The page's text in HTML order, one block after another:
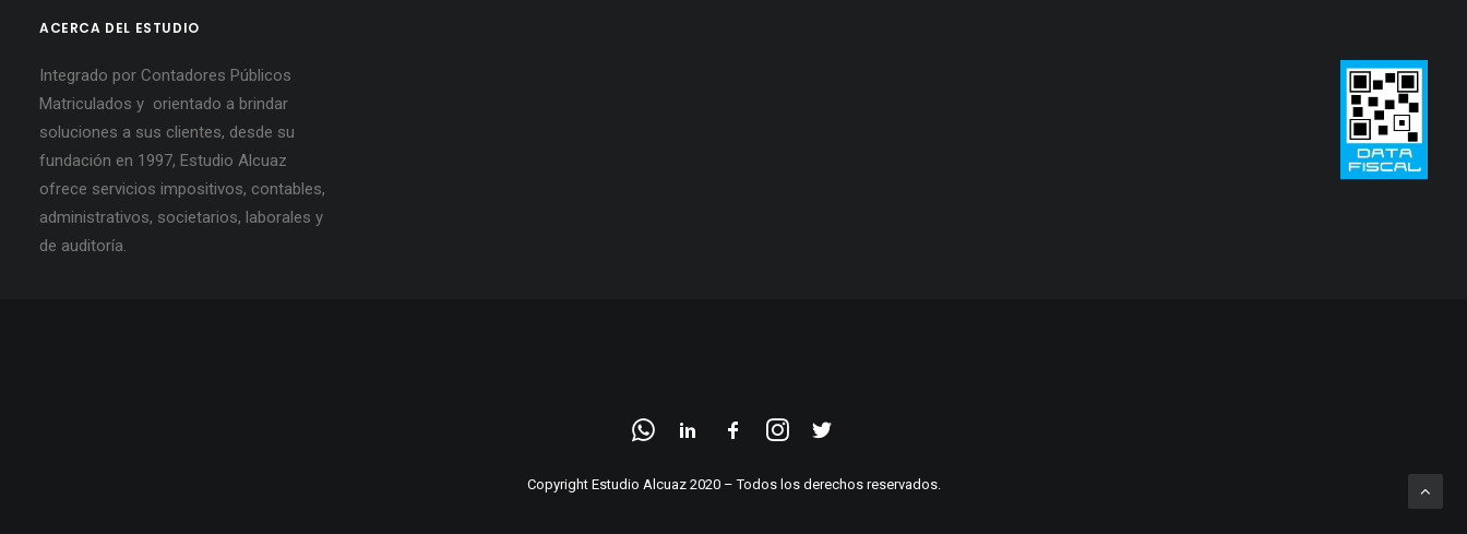
ACERCA DEL ESTUDIO
Integrado por Contadores Públicos
Matriculados y orientado a brindar
soluciones a sus clientes, desde su
fundación en 1997, Estudio Alcuaz
ofrece servicios impositivos, contables,
administrativos, societarios, laborales y
de auditoría.
Copyright Estudio Alcuaz 2020 – Todos los derechos reservados.